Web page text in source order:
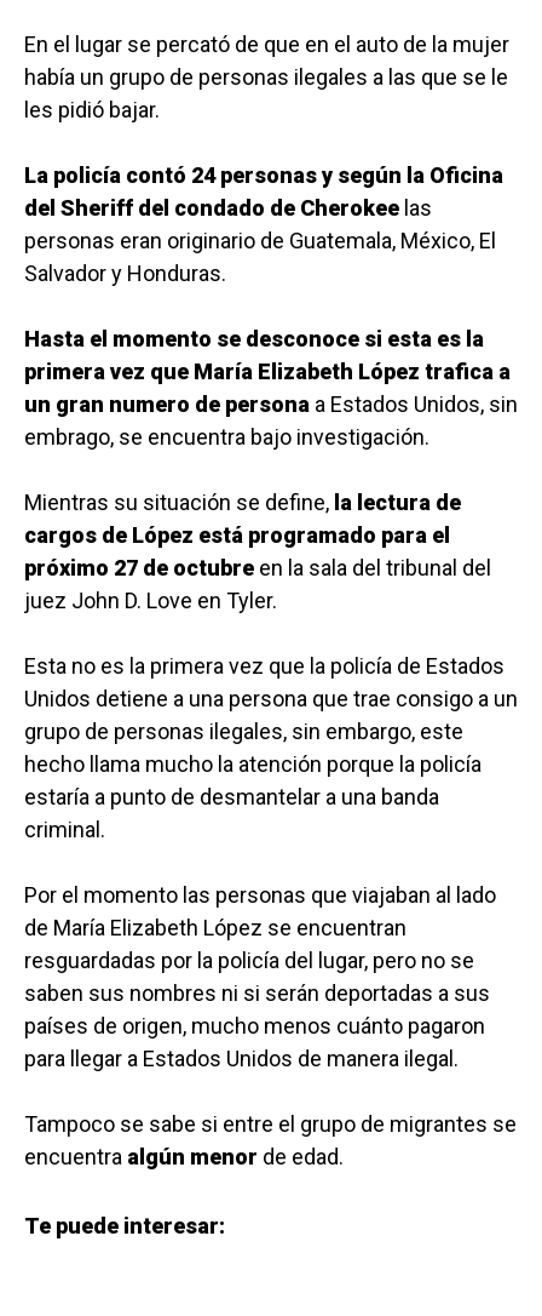
En el lugar se percató de que en el auto de la mujer
había un grupo de personas ilegales a las que se le
les pidió bajar.
La policía contó 24 personas y según la Oficina
del Sheriff del condado de Cherokee las
personas eran originario de Guatemala, México, El
Salvador y Honduras.
Hasta el momento se desconoce si esta es la
primera vez que María Elizabeth López trafica a
un gran numero de persona a Estados Unidos, sin
embrago, se encuentra bajo investigación.
Mientras su situación se define, la lectura de
cargos de López está programado para el
próximo 27 de octubre en la sala del tribunal del
juez John D. Love en Tyler.
Esta no es la primera vez que la policía de Estados
Unidos detiene a una persona que trae consigo a un
grupo de personas ilegales, sin embargo, este
hecho llama mucho la atención porque la policía
estaría a punto de desmantelar a una banda
criminal.
Por el momento las personas que viajaban al lado
de María Elizabeth López se encuentran
resguardadas por la policía del lugar, pero no se
saben sus nombres ni si serán deportadas a sus
países de origen, mucho menos cuánto pagaron
para llegar a Estados Unidos de manera ilegal.
Tampoco se sabe si entre el grupo de migrantes se
encuentra algún menor de edad.
Te puede interesar: